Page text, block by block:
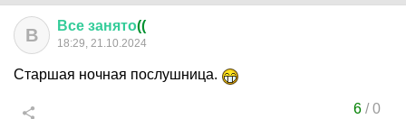
В Все занято((
18:29, 21.10.2024
Старшая ночная послушница.
6/0